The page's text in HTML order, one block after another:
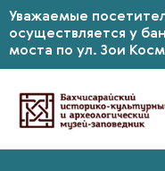
Уважаемые
осуществляется у
моста по ул. Зои
содержимому